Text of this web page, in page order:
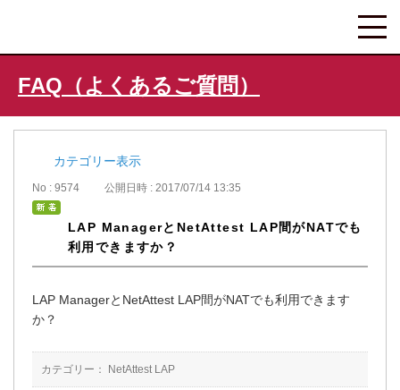
FAQ（よくあるご質問）
カテゴリー表示
No : 9574 公開日時 : 2017/07/14 13:35
LAP ManagerとNetAttest LAP間がNATでも
利用できますか？
LAP ManagerとNetAttest LAP間がNATでも利用できます
か？
カテゴリー： NetAttest LAP